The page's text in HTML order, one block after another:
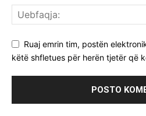
Ruaj emrin tim, postën
këtë shfletues për herën tjetër që